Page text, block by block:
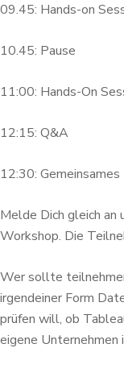
09.45: Hands-on
10.45: Pause
11:00: Hands-On
12:15: Q&A
12:30:
Melde Dich gleich an
Workshop. Die
Wer sollte
irgendeiner Form
prüfen will, ob
eigene Unternehmen